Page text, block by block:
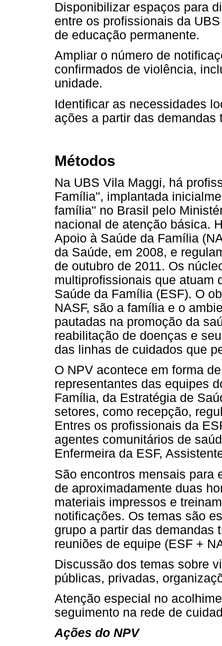
Disponibilizar espaços para
entre os profissionais da
de educação permanente.
Ampliar o número de
confirmados de violência,
unidade.
Identificar as necessidades
ações a partir das
Métodos
Na UBS Vila Maggi, há
Família", implantada
família" no Brasil pelo
nacional de atenção básica.
Apoio à Saúde da Família
da Saúde, em 2008, e
de outubro de 2011. Os
multiprofissionais que atuam
Saúde da Família (ESF). O
NASF, são a família e o
pautadas na promoção da
reabilitação de doenças e
das linhas de cuidados que
O NPV acontece em forma
representantes das equipes
Família, da Estratégia de
setores, como recepção,
Entres os profissionais da
agentes comunitários de
Enfermeira da ESF,
São encontros mensais para
de aproximadamente duas
materiais impressos e
notificações. Os temas são
grupo a partir das demandas
reuniões de equipe (ESF +
Discussão dos temas sobre
públicas, privadas,
Atenção especial no
seguimento na rede de
Ações do NPV